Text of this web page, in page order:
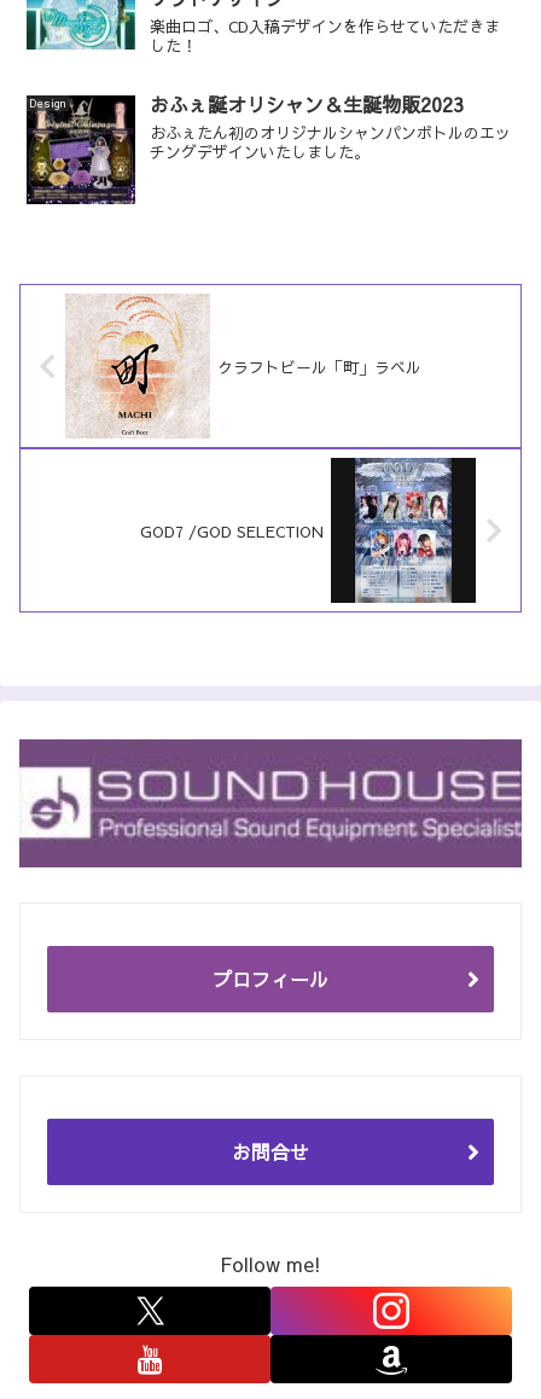
楽曲ロゴ、CD入稿デザインを作らせていただきま
した！
Design おふぇ誕オリシャン＆生誕物販2023
おふぇたん初のオリジナルシャンパンボトルのエッ
チングデザインいたしました。
クラフトビール「町」ラベル
GOD7 /GOD SELECTION
プロフィール
お問合せ
Follow me!